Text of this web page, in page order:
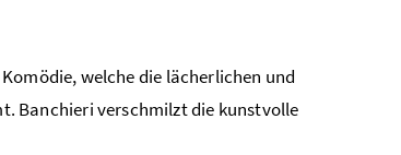
welche die lächerlichen und
Banchieri verschmilzt die kunstvolle